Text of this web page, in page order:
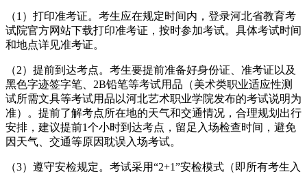
（1）打印准考证。考生应在规定时间内，登录河北省教育考
试院官方网站下载打印准考证，按时参加考试。具体考试时间
和地点详见准考证。
（2）提前到达考点。考生要提前准备好身份证、准考证以及
黑色字迹签字笔、2B铅笔等考试用品（美术类职业适应性测
试所需文具等考试用品以河北艺术职业学院发布的考试说明为
准）。提前了解考点所在地的天气和交通情况，合理规划出行
安排，建议提前1个小时到达考点，留足入场检查时间，避免
因天气、交通等原因耽误入场考试。
（3）遵守安检规定。考试采用“2+1”安检模式（即所有考生入